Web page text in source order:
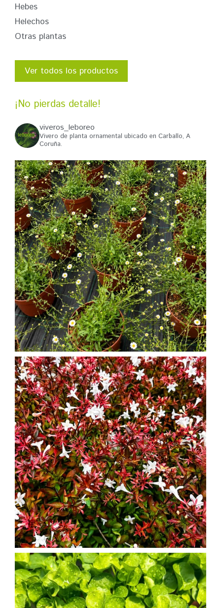
Hebes
Helechos
Otras plantas
Ver todos los productos
¡No pierdas detalle!
viveros_leboreo
Vivero de planta ornamental ubicado en Carballo, A
Coruña.